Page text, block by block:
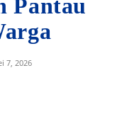
Pantau
7, 2026